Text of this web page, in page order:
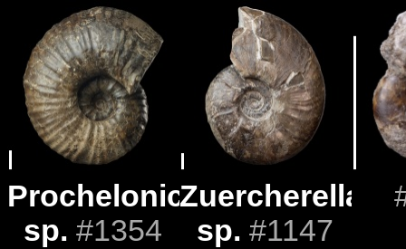
Procheloniceras
sp. #1354
Zuercherella
sp. #1147